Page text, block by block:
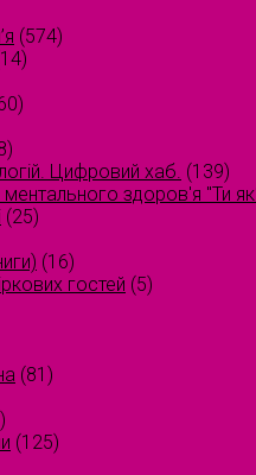
(574)
Цифровий хаб. (139)
здоров'я "Ти
(25)
(16)
гостей (5)
(81)
(125)